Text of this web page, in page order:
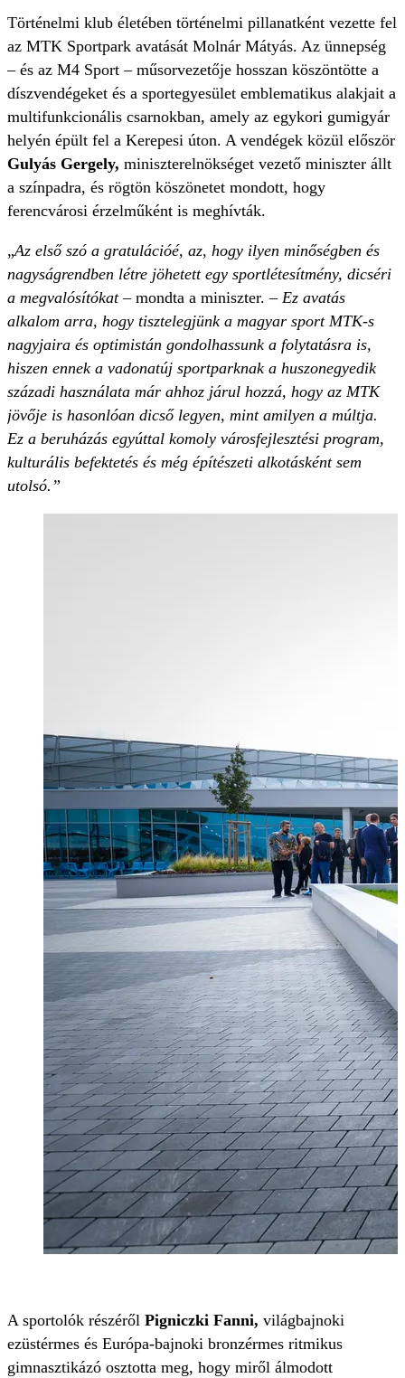
Történelmi klub életében történelmi pillanatként vezette fel
az MTK Sportpark avatását Molnár Mátyás. Az ünnepség
– és az M4 Sport – műsorvezetője hosszan köszöntötte a
díszvendégeket és a sportegyesület emblematikus alakjait a
multifunkcionális csarnokban, amely az egykori gumigyár
helyén épült fel a Kerepesi úton. A vendégek közül először
Gulyás Gergely, miniszterelnökséget vezető miniszter állt
a színpadra, és rögtön köszönetet mondott, hogy
ferencvárosi érzelműként is meghívták.
„Az első szó a gratulációé, az, hogy ilyen minőségben és
nagyságrendben létre jöhetett egy sportlétesítmény, dicséri
a megvalósítókat– mondta a miniszter.– Ez avatás
alkalom arra, hogy tisztelegjünk a magyar sport MTK-s
nagyjaira és optimistán gondolhassunk a folytatásra is,
hiszen ennek a vadonatúj sportparknak a huszonegyedik
századi használata már ahhoz járul hozzá, hogy az MTK
jövője is hasonlóan dicső legyen, mint amilyen a múltja.
Ez a beruházás egyúttal komoly városfejlesztési program,
kulturális befektetés és még építészeti alkotásként sem
utolsó.”
A sportolók részéről Pigniczki Fanni, világbajnoki
ezüstérmes és Európa-bajnoki bronzérmes ritmikus
gimnasztikázó osztotta meg, hogy miről álmodott